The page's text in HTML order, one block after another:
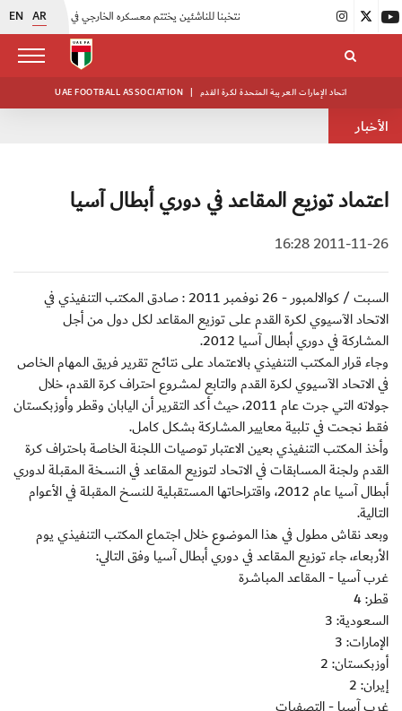
EN AR
اتحاد الكرة يُنظم ورشة عمل للمراقبين المعتمدين
UAE FOOTBALL ASSOCIATION | اتحاد الإمارات العربية المتحدة لكرة القدم
الأخبار
اعتماد توزيع المقاعد في دوري أبطال آسيا
2011-11-26 16:28
السبت / كوالالمبور - 26 نوفمبر 2011 : صادق المكتب التنفيذي في
الاتحاد الآسيوي لكرة القدم على توزيع المقاعد لكل دول من أجل
المشاركة في دوري أبطال آسيا 2012.
وجاء قرار المكتب التنفيذي بالاعتماد على نتائج تقرير فريق المهام الخاص
في الاتحاد الآسيوي لكرة القدم والتابع لمشروع احتراف كرة القدم، خلال
جولاته التي جرت عام 2011، حيث أكد التقرير أن اليابان وقطر وأوزبكستان
فقط نجحت في تلبية معايير المشاركة بشكل كامل.
وأخذ المكتب التنفيذي بعين الاعتبار توصيات اللجنة الخاصة باحتراف كرة
القدم ولجنة المسابقات في الاتحاد لتوزيع المقاعد في النسخة المقبلة لدوري
أبطال آسيا عام 2012، واقتراحاتها المستقبلية للنسخ المقبلة في الأعوام
التالية.
وبعد نقاش مطول في هذا الموضوع خلال اجتماع المكتب التنفيذي يوم
الأربعاء، جاء توزيع المقاعد في دوري أبطال آسيا وفق التالي:
غرب آسيا - المقاعد المباشرة
قطر: 4
السعودية: 3
الإمارات: 3
أوزبكستان: 2
إيران: 2